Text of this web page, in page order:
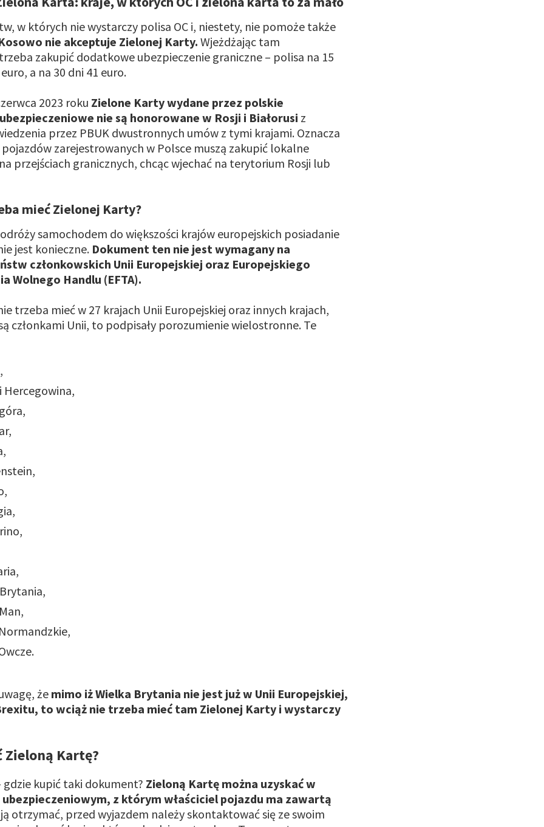
w których nie wystarczy polisa OC i, niestety, nie pomoże także
nie akceptuje Zielonej Karty.Wjeżdżając tam
zakupić dodatkowe ubezpieczenie graniczne – polisa na 15
a na 30 dni 41 euro.
2023 roku Zielone Karty wydane przez polskie
nie są honorowane w Rosji i Białorusi z
przez PBUK dwustronnych umów z tymi krajami. Oznacza
zarejestrowanych w Polsce muszą zakupić lokalne
przejściach granicznych, chcąc wjechać na terytorium Rosji lub
mieć Zielonej Karty?
samochodem do większości krajów europejskich posiadanie
jest konieczne. Dokument ten nie jest wymagany na
członkowskich Unii Europejskiej oraz Europejskiego
Wolnego Handlu (EFTA).
trzeba mieć w 27 krajach Unii Europejskiej oraz innych krajach,
członkami Unii, to podpisały porozumienie wielostronne. Te
Hercegowina,
że mimo iż Wielka Brytania nie jest już w Unii Europejskiej,
to wciąż nie trzeba mieć tam Zielonej Karty i wystarczy
Kartę?
kupić taki dokument? Zieloną Kartę można uzyskać w
z którym właściciel pojazdu ma zawartą
otrzymać, przed wyjazdem należy skontaktować się ze swoim